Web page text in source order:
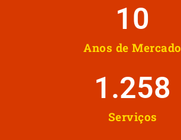
Anos de Mercado
10
Serviços
1.258